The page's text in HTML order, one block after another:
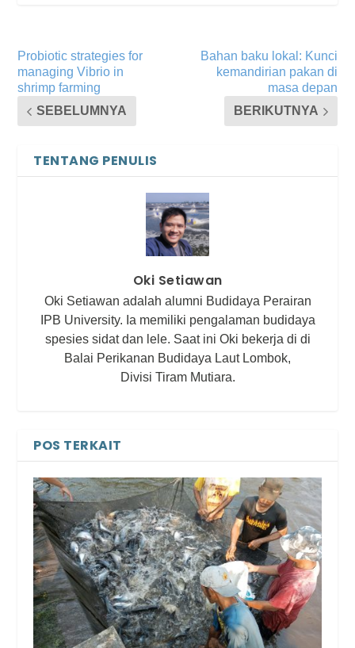
Probiotic strategies for
managing Vibrio in
shrimp farming
SEBELUMNYA
Bahan baku lokal: Kunci
kemandirian pakan di
masa depan
BERIKUTNYA
TENTANG PENULIS
Oki Setiawan
Oki Setiawan adalah alumni Budidaya Perairan
IPB University. Ia memiliki pengalaman budidaya
spesies sidat dan lele. Saat ini Oki bekerja di di
Balai Perikanan Budidaya Laut Lombok,
Divisi Tiram Mutiara.
POS TERKAIT